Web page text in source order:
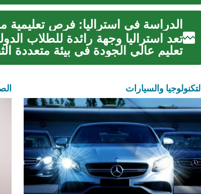
الدراسة في أستراليا: فرص تعليمية
تعد أستراليا وجهة رائدة للطلاب
تعليم عالي الجودة في بيئة متعددة
التكنولوجيا والسيارات